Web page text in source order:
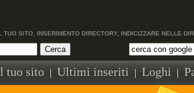
TUO SITO, INSERIMENTO DIRECTORY, INDICIZZARE NELLE
tuo sito | Ultimi inseriti | Loghi |